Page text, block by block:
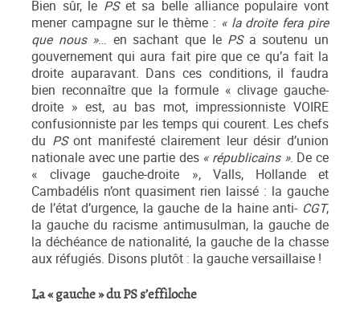
Bien sûr, le PSet sa belle alliance populaire vont
mener campagne sur le thème : « la droite fera pire
que nous »… en sachant que le PSa soutenu un
gouvernement qui aura fait pire que ce qu’a fait la
droite auparavant. Dans ces conditions, il faudra
bien reconnaître que la formule « clivage gauche-
droite » est, au bas mot, impressionniste VOIRE
confusionniste par les temps qui courent. Les chefs
du PSont manifesté clairement leur désir d’union
nationale avec une partie des « républicains ». De ce
« clivage gauche-droite », Valls, Hollande et
Cambadélis n’ont quasiment rien laissé : la gauche
de l’état d’urgence, la gauche de la haine anti- CGT,
la gauche du racisme antimusulman, la gauche de
la déchéance de nationalité, la gauche de la chasse
aux réfugiés. Disons plutôt : la gauche versaillaise !
La « gauche » du PS s’effiloche